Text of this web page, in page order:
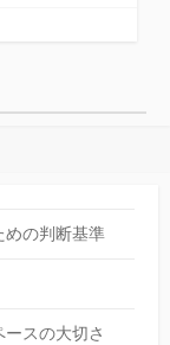
めの判断基準
スの大切さ